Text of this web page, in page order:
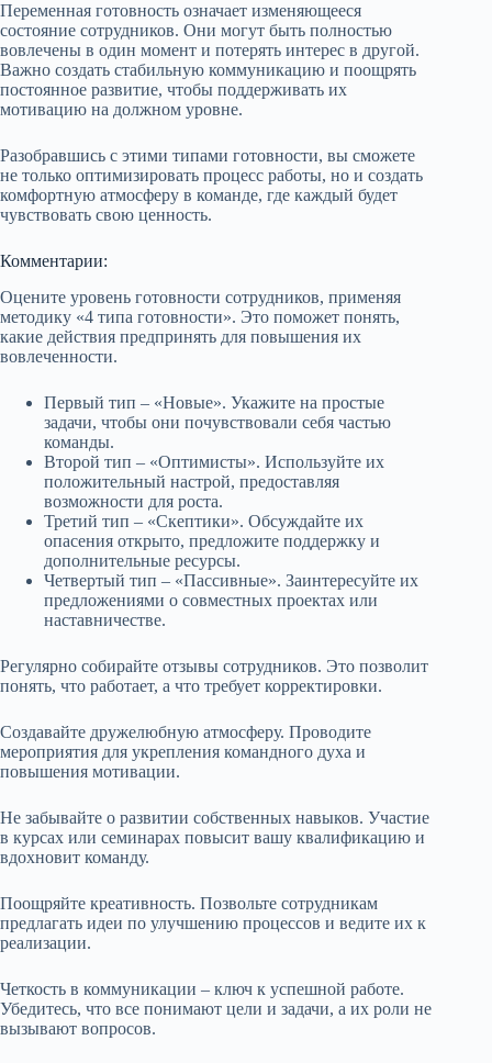
Переменная готовность означает изменяющееся
состояние сотрудников. Они могут быть полностью
вовлечены в один момент и потерять интерес в другой.
Важно создать стабильную коммуникацию и поощрять
постоянное развитие, чтобы поддерживать их
мотивацию на должном уровне.
Разобравшись с этими типами готовности, вы сможете
не только оптимизировать процесс работы, но и создать
комфортную атмосферу в команде, где каждый будет
чувствовать свою ценность.
Комментарии:
Оцените уровень готовности сотрудников, применяя
методику «4 типа готовности». Это поможет понять,
какие действия предпринять для повышения их
вовлеченности.
Первый тип – «Новые». Укажите на простые
задачи, чтобы они почувствовали себя частью
команды.
Второй тип – «Оптимисты». Используйте их
положительный настрой, предоставляя
возможности для роста.
Третий тип – «Скептики». Обсуждайте их
опасения открыто, предложите поддержку и
дополнительные ресурсы.
Четвертый тип – «Пассивные». Заинтересуйте их
предложениями о совместных проектах или
наставничестве.
Регулярно собирайте отзывы сотрудников. Это позволит
понять, что работает, а что требует корректировки.
Создавайте дружелюбную атмосферу. Проводите
мероприятия для укрепления командного духа и
повышения мотивации.
Не забывайте о развитии собственных навыков. Участие
в курсах или семинарах повысит вашу квалификацию и
вдохновит команду.
Поощряйте креативность. Позвольте сотрудникам
предлагать идеи по улучшению процессов и ведите их к
реализации.
Четкость в коммуникации – ключ к успешной работе.
Убедитесь, что все понимают цели и задачи, а их роли не
вызывают вопросов.